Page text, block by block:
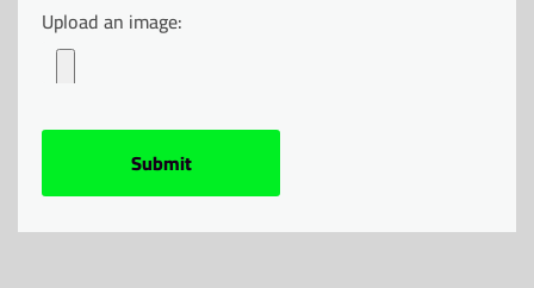
Upload an image: